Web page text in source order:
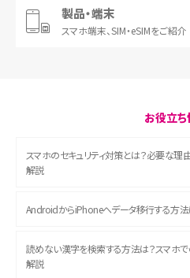
製品・端末
スマホ端末、SIM・eSIMをご紹介
お役立
スマホのセキュリティ対策とは？必要な
解説
AndroidからiPhoneへデータ移行する方法
読めない漢字を検索する方法は？スマホ
解説